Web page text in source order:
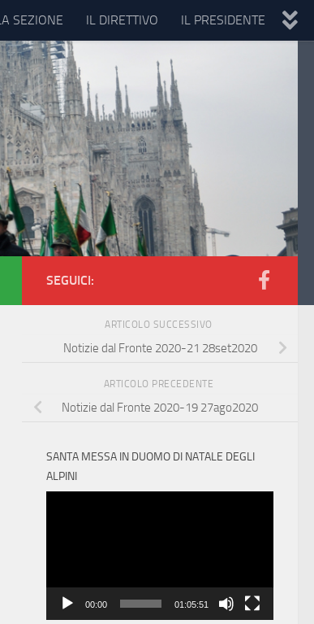
SEZIONE IL DIRETTIVO IL PRESIDENTE
SEGUICI:
ARTICOLO SUCCESSIVO
Notizie dal Fronte 2020-21 28set2020
ARTICOLO PRECEDENTE
Notizie dal Fronte 2020-19 27ago2020
SANTA MESSA IN DUOMO DI NATALE DEGLI
ALPINI
00:00 01:05:51